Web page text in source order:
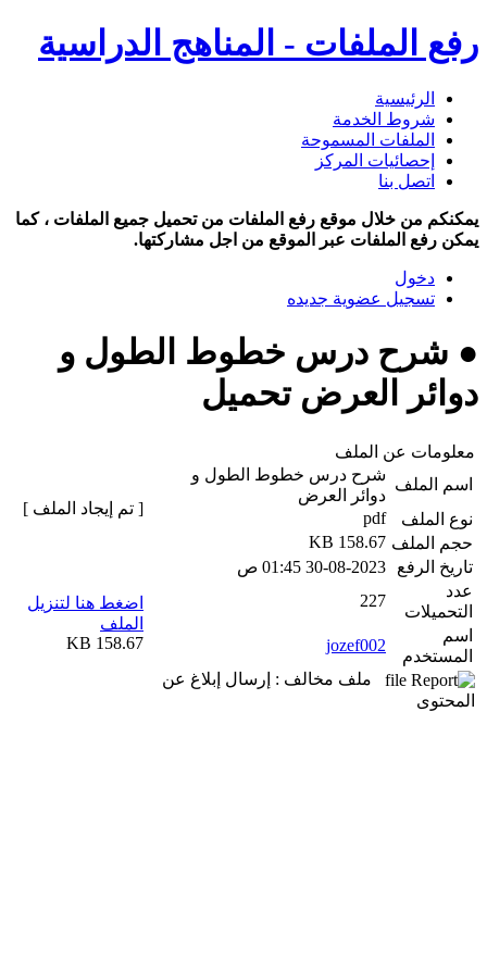
رفع الملفات - المناهج الدراسية
الرئيسية
شروط الخدمة
الملفات المسموحة
إحصائيات المركز
اتصل بنا
يمكنكم من خلال موقع رفع الملفات من تحميل جميع الملفات ، كما
يمكن رفع الملفات عبر الموقع من اجل مشاركتها.
دخول
تسجيل عضوية جديده
● شرح درس خطوط الطول و
دوائر العرض تحميل
معلومات عن الملف
اسم الملف
شرح درس خطوط الطول و
دوائر العرض
نوع الملف
pdf
حجم الملف 158.67 KB
تاريخ الرفع
30-08-2023 01:45 ص
عدد
التحميلات
227
اسم
المستخدم
jozef002
ملف مخالف : إرسال إبلاغ عن
المحتوى
[ تم إيجاد الملف ]
اضغط هنا لتنزيل
الملف
158.67 KB